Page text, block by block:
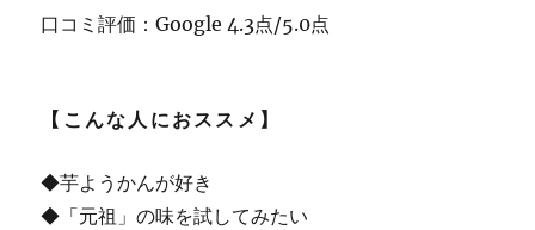
口コミ評価：Google 4.3点/5.0点
【こんな人におススメ】
◆芋ようかんが好き
◆「元祖」の味を試してみたい